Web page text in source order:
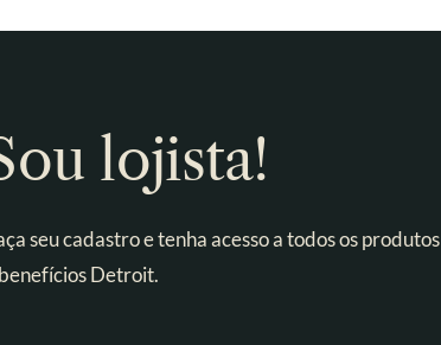
lojista!
seu cadastro e tenha acesso a todos os produtos
Detroit.